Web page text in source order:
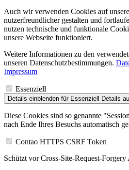
Auch wir verwenden Cookies auf
nutzerfreundlicher gestalten und
nutzen technische und funktionale
unsere Webseite funktioniert.
Weitere Informationen zu den
unseren Datenschutzbestimmungen.
Impressum
Essenziell
Details einblenden für Essenziell Details
Diese Cookies sind so genannte
nach Ende Ihres Besuchs automatisch
Contao HTTPS CSRF Token
Schützt vor Cross-Site-Request-